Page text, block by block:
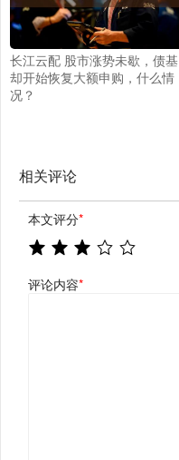
长江云配 股市涨势未歇，债基
却开始恢复大额申购，什么情
况？
相关评论
本文评分*
评论内容*